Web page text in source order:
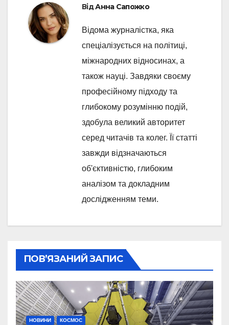
ВідАнна Сапожко
Відома журналістка, яка
спеціалізується на політиці,
міжнародних відносинах, а
також науці. Завдяки своєму
професійному підходу та
глибокому розумінню подій,
здобула великий авторитет
серед читачів та колег. Її статті
завжди відзначаються
об'єктивністю, глибоким
аналізом та докладним
дослідженням теми.
ПОВ’ЯЗАНИЙ ЗАПИС
НОВИНИ КОСМОС